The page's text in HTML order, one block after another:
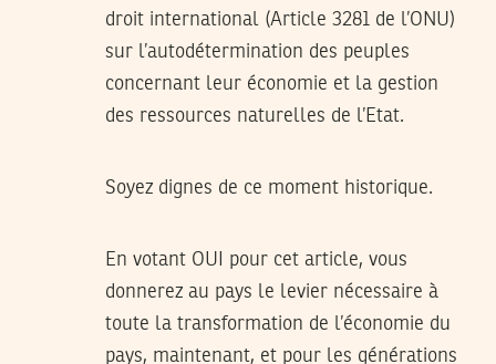
droit international (Article 3281 de l’ONU)
sur l’autodétermination des peuples
concernant leur économie et la gestion
des ressources naturelles de l’Etat.
Soyez dignes de ce moment historique.
En votant OUI pour cet article, vous
donnerez au pays le levier nécessaire à
toute la transformation de l’économie du
pays, maintenant, et pour les générations